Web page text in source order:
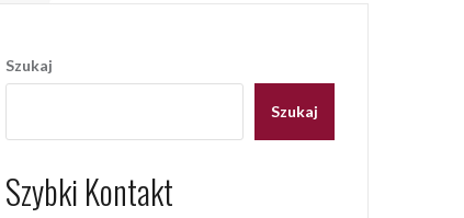
Szukaj
Szukaj
Szybki Kontakt